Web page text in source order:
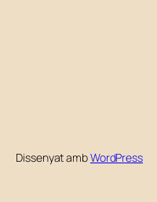
Dissenyat ambWordPress